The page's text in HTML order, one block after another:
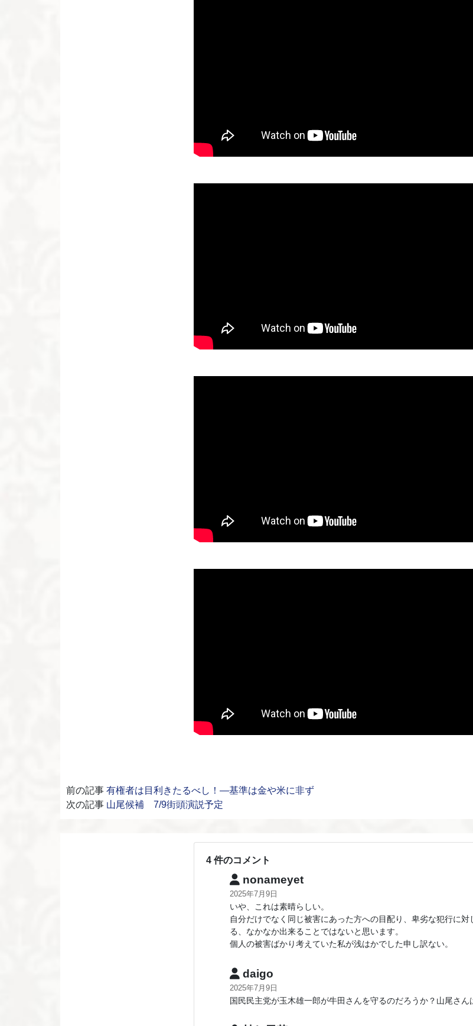
前の記事 有権者は目利きたるべし！―基準は金や米に非ず
次の記事 山尾候補 7/9街頭演説予定
4 件のコメント
nonameyet
2025年7月9日
いや、これは素晴らしい。
自分だけでなく同じ被害にあった方への目配り、卑劣な犯行に
る、なかなか出来ることではないと思います。
個人の被害ばかり考えていた私が浅はかでした申し訳ない。
daigo
2025年7月9日
国民民主党が玉木雄一郎が牛田さんを守るのだろうか？山尾さん